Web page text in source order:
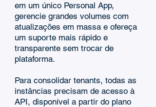
em um único Personal App,
gerencie grandes volumes com
atualizações em massa e ofereça
um suporte mais rápido e
transparente sem trocar de
plataforma.
Para consolidar tenants, todas as
instâncias precisam de acesso à
API, disponível a partir do plano